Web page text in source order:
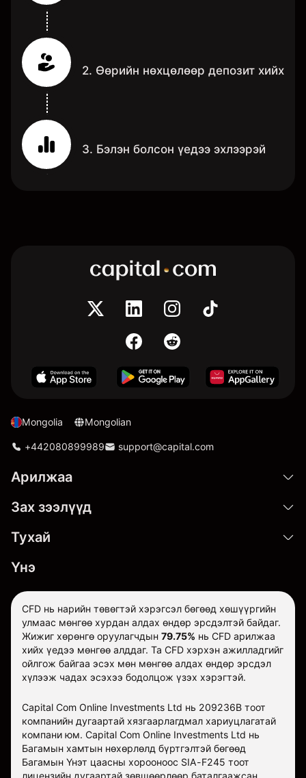
2. Өөрийн нөхцөлөөр депозит хийх
3. Бэлэн болсон үедээ эхлээрэй
Mongolia Mongolian
+442080899989 support@capital.com
Арилжаа
Зах зээлүүд
Тухай
Үнэ
CFD нь нарийн төвөгтэй хэрэгсэл бөгөөд хөшүүргийн
улмаас мөнгөө хурдан алдах өндөр эрсдэлтэй байдаг.
Жижиг хөрөнгө оруулагчдын 79.75% нь CFD арилжаа
хийх үедээ мөнгөө алддаг. Та CFD хэрхэн ажилладгийг
ойлгож байгаа эсэх мөн мөнгөө алдах өндөр эрсдэл
хүлээж чадах эсэхээ бодолцож үзэх хэрэгтэй.
Capital Com Online Investments Ltd нь 209236B тоот
компанийн дугаартай хязгаарлагдмал хариуцлагатай
компани юм. Capital Com Online Investments Ltd нь
Багамын хамтын нөхөрлөлд бүртгэлтэй бөгөөд
Багамын Үнэт цаасны хорооноос SIA-F245 тоот
лицензийн дугаартай зөвшөөрлөөр баталгаажсан